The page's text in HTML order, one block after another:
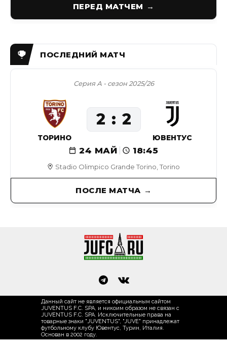
ПЕРЕД МАТЧЕМ
Stadio Olimpico Grande Torino, Torino
Серия А - сезон 2025/26
24 МАЙ 18:45
ТОРИНО
2 2
ЮВЕНТУС
ПОСЛЕ МАТЧА
Данный сайт не является официальным сайтом
JUVENTUS F.C. SPA, и никоим образом не связан с
JUVENTUS F.C. SPA. Исключительные права на
товарные знаки "JUVENTUS", "JUVE" принадлежат
футбольному клубу Ювентус, Турин, Италия.
Основан в 2002 году.